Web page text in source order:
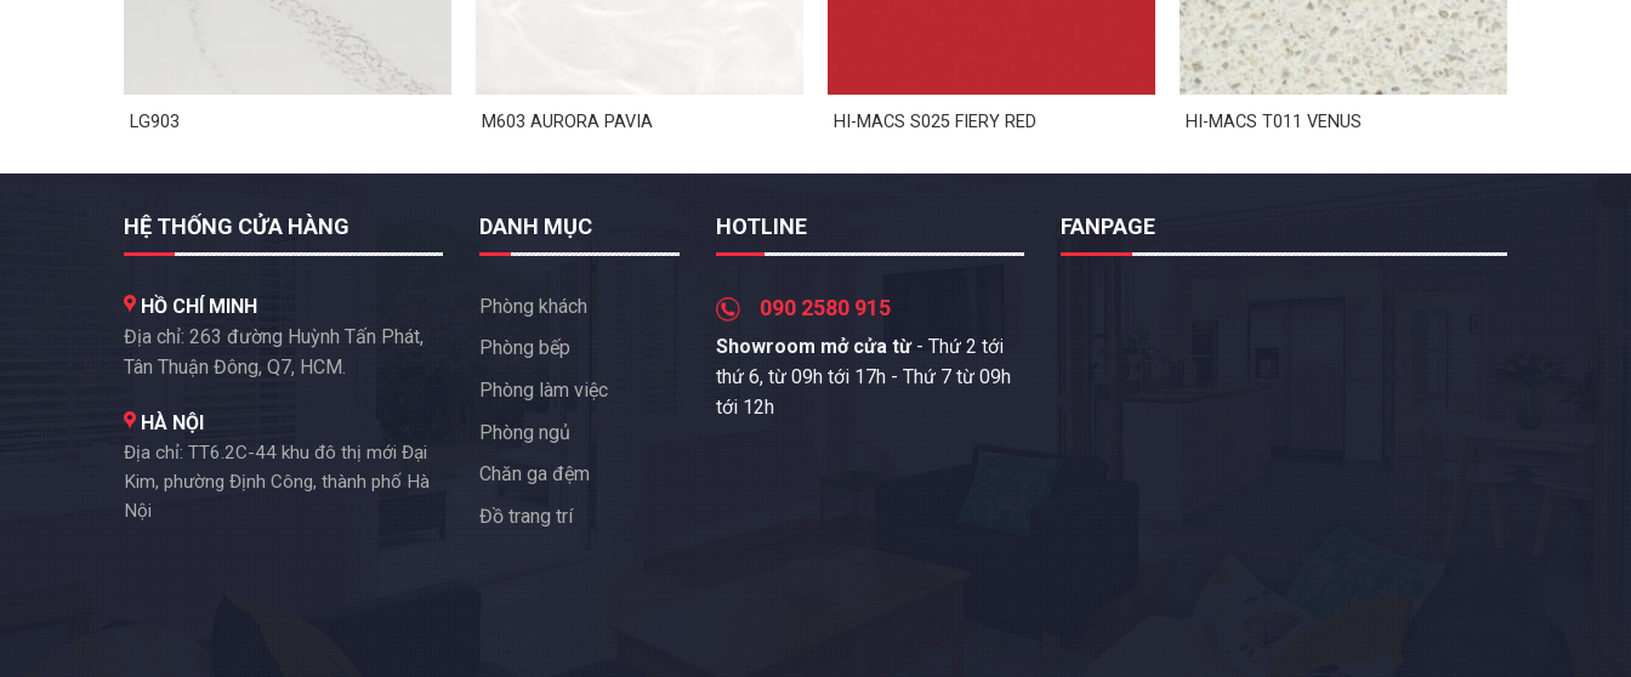
LG903 M603 AURORA PAVIA HI-MACS S025 FIERY RED HI-MACS T011 VENUS
HỆ THỐNG CỬA HÀNG
HỒ CHÍ MINH
Địa chỉ: 263 đường Huỳnh Tấn Phát,
Tân Thuận Đông, Q7, HCM.
HÀ NỘI
Địa chỉ: TT6.2C-44 khu đô thị mới Đại
Kim, phường Định Công, thành phố Hà
Nội
DANH MỤC
Phòng khách
Phòng bếp
Phòng làm việc
Phòng ngủ
Chăn ga đệm
Đồ trang trí
HOTLINE
090 2580 915
Showroom mở cửa từ - Thứ 2 tới
thứ 6, từ 09h tới 17h - Thứ 7 từ 09h
tới 12h
FANPAGE